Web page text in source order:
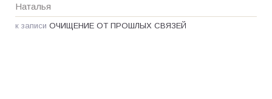
Наталья
к записи ОЧИЩЕНИЕ ОТ ПРОШЛЫХ СВЯЗЕЙ